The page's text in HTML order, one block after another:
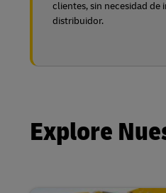
clientes, sin necesidad
distribuidor.
Explore